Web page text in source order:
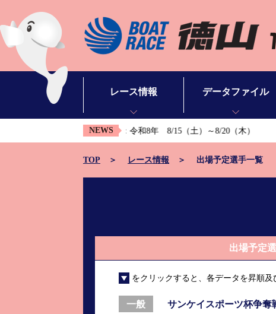
レース情報
シリーズインデックス
出場予定選手一覧
モーター抽選結果・前検タイムランキング
進入コース別選手成績
全国進入コース別選手成績
データファイル
モーターデータ
ボートデータ
山口支部選手一覧
山口支部選手優勝履歴
スター候補選手＆新人
NEWS
開催】黒神杯争奪戦 ：令和8年 8/15（土）～8/20（木）
TOP レース情報 出場予定選手一覧
出場予定
をクリックすると、各データを昇順及
一般 サンケイスポーツ杯争奪